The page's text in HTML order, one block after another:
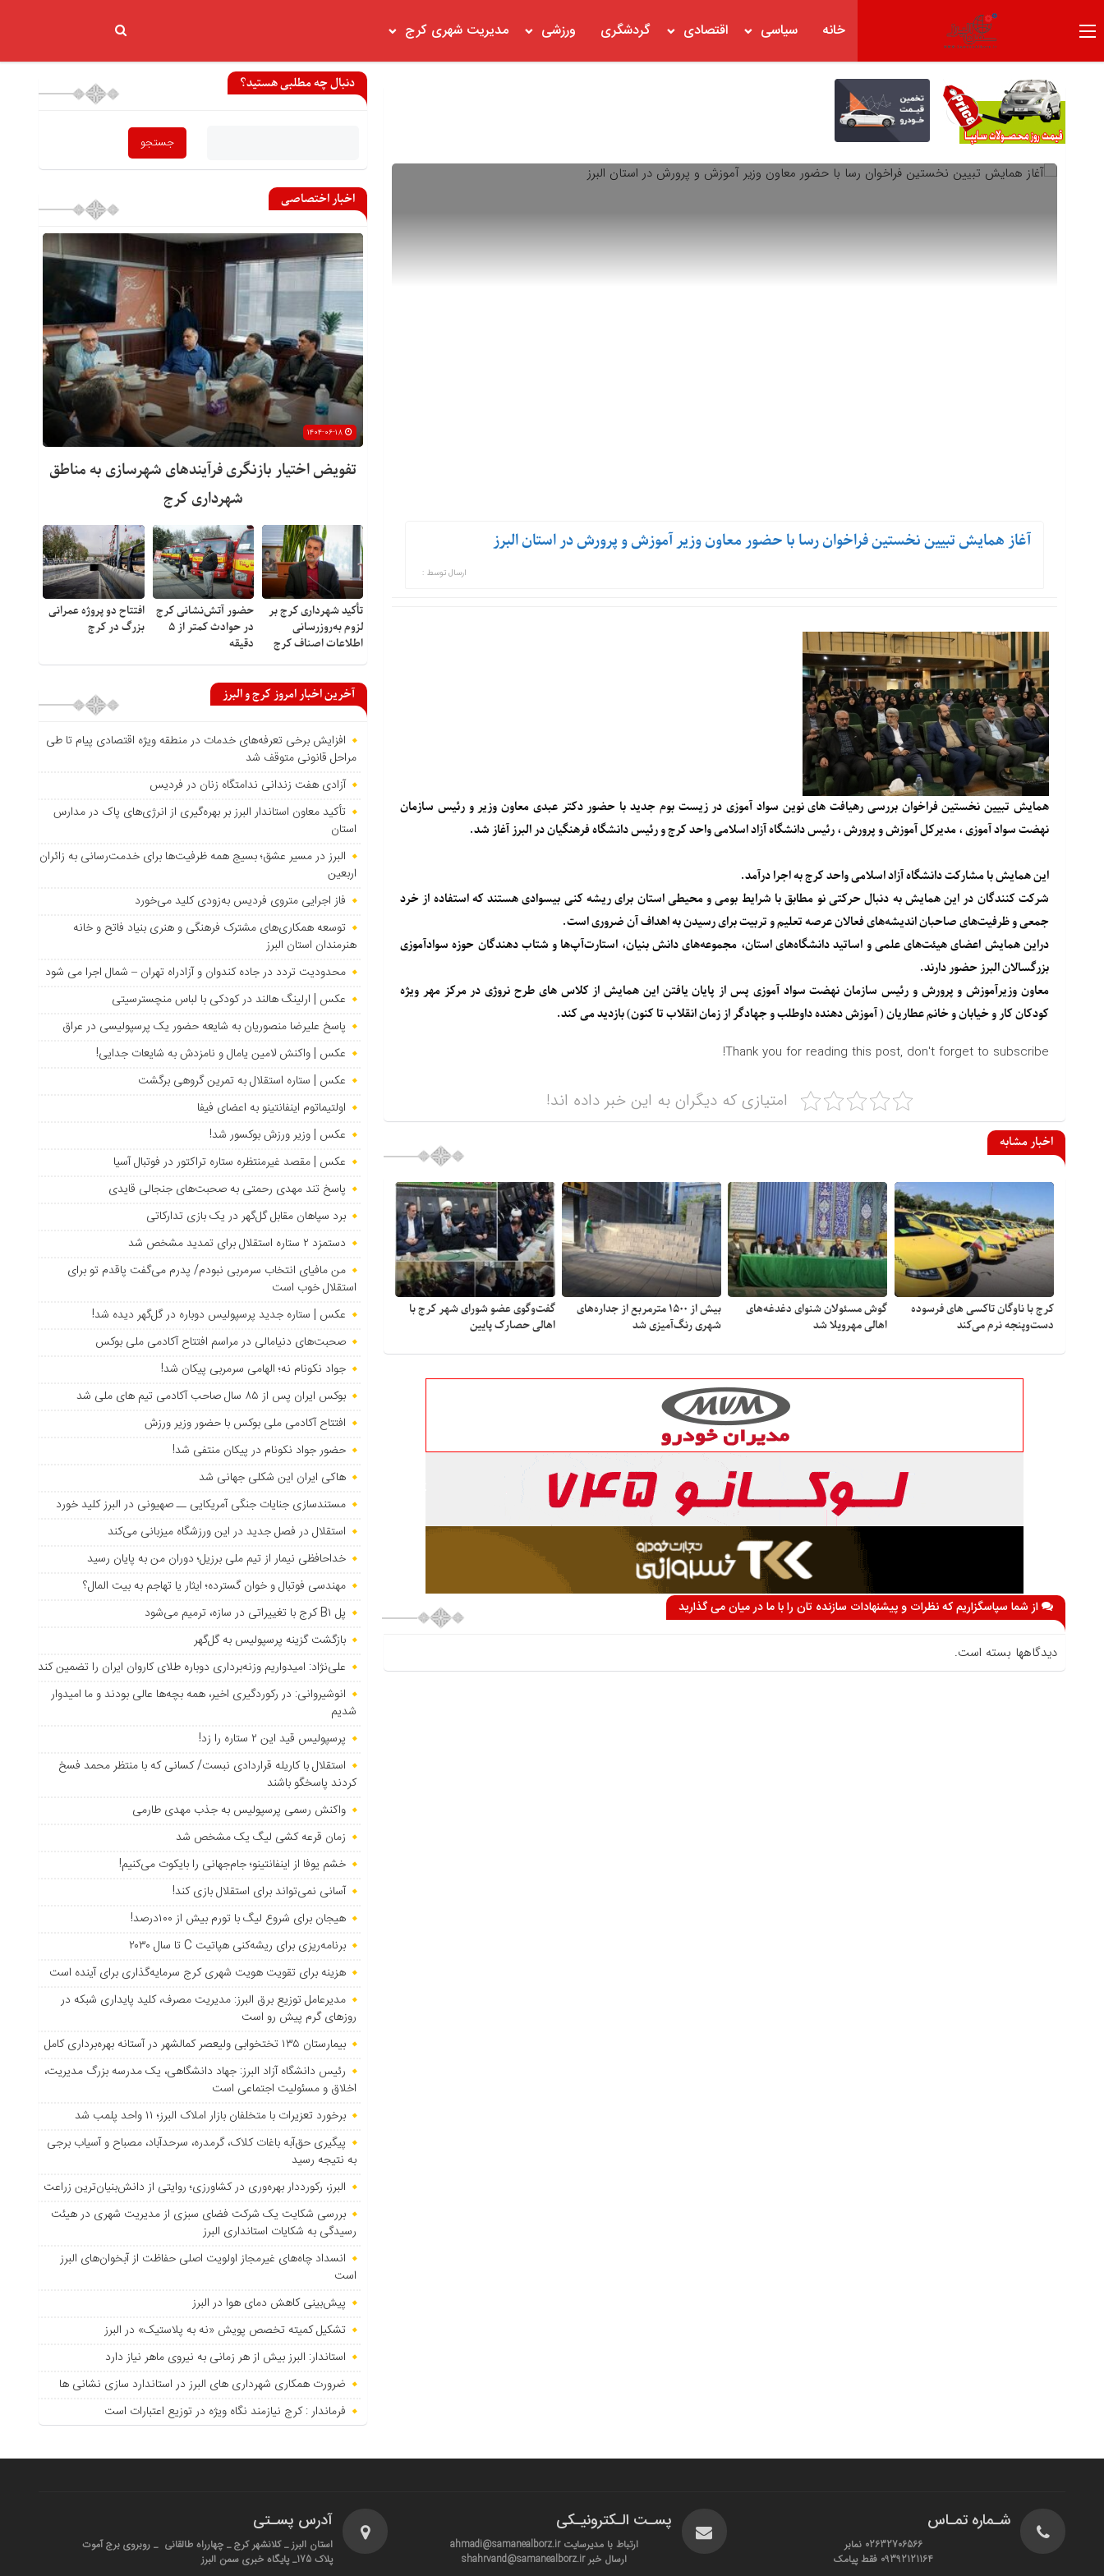
خانه سیاسی اقتصادی گردشگری ورزشی مدیریت شهری کرج
آغاز همایش تبیین نخستین فراخوان رسا با حضور معاون وزیر آموزش و پرورش در استان البرز
ارسال توسط :
همایش تبیین نخستین فراخوان بررسی رهیافت های نوین سواد آموزی در زیست بوم جدید با حضور دکتر عبدی معاون وزیر و رئیس سازمان
نهضت سواد آموزی ، مدیرکل آموزش و پرورش ، رئیس دانشگاه آزاد اسلامی واحد کرج و رئیس دانشگاه فرهنگیان در البرز آغاز شد.
این همایش با مشارکت دانشگاه آزاد اسلامی واحد کرج به اجرا درآمد.
شرکت کنندگان در این همایش به دنبال حرکتی نو مطابق با شرایط بومی و محیطی استان برای ریشه کنی بیسوادی هستند که استفاده از خرد
جمعی و ظرفیت‌های صاحبان اندیشه‌های فعالان عرصه تعلیم و تربیت برای رسیدن به اهداف آن ضروری است.
دراین همایش اعضای هیئت‌های علمی و اساتید دانشگاه‌های استان، مجموعه‌های دانش بنیان، استارت‌آپ‌ها و شتاب دهندگان حوزه سوادآموزی
بزرگسالان البرز حضور دارند.
معاون وزیرآموزش و پرورش و رئیس سازمان نهضت سواد آموزی پس از پایان یافتن این همایش از کلاس های طرح نروژی در مرکز مهر ویژه
کودکان کار و خیابان و خانم عطاریان ( آموزش دهنده داوطلب و جهادگر از زمان انقلاب تا کنون) بازدید می کند.
Thank you for reading this post, don't forget to subscribe!
امتیازی که دیگران به این خبر داده اند!
اخبار مشابه
کرج با ناوگان تاکسی های فرسوده
دست‌وپنجه نرم می‌کند
گوش مسئولان شنوای دغدغه‎‌های
اهالی مهرویلا شد
بیش از ۱۵۰۰ مترمربع از جداره‌های
شهری رنگ‌آمیزی شد
گفت‌وگوی عضو شورای شهر کرج با
اهالی حصارک پایین
از شما سپاسگزاریم که نظرات و پیشنهادات سازنده تان را با ما در میان می گذارید
دیدگاهها بسته است.
دنبال چه مطلبی هستید؟
اخبار اختصاصی
تفویض اختیار بازنگری فرآیندهای شهرسازی به مناطق
شهرداری کرج
تأکید شهرداری کرج بر
لزوم به‌روزرسانی
اطلاعات اصناف کرج
حضور آتش‌نشانی کرج
در حوادث کمتر از ۵
دقیقه
افتتاح دو پروژه عمرانی
بزرگ در کرج
آخرین اخبار امروز کرج و البرز
افزایش برخی تعرفه‌های خدمات در منطقه ویژه اقتصادی پیام تا طی
مراحل قانونی متوقف شد
آزادی هفت زندانی ندامتگاه زنان در فردیس
تأکید معاون استاندار البرز بر بهره‌گیری از انرژی‌های پاک در مدارس
استان
البرز در مسیر عشق؛ بسیج همه ظرفیت‌ها برای خدمت‌رسانی به زائران
اربعین
فاز اجرایی متروی فردیس به‌زودی کلید می‌خورد
توسعه همکاری‌های مشترک فرهنگی و هنری بنیاد فاتح و خانه
هنرمندان استان البرز
محدودیت تردد در جاده کندوان و آزادراه تهران – شمال اجرا می شود
عکس | ارلینگ هالند در کودکی با لباس منچسترسیتی
پاسخ علیرضا منصوریان به شایعه حضور یک پرسپولیسی در عراق
عکس | واکنش لامین یامال و نامزدش به شایعات جدایی!
عکس | ستاره استقلال به تمرین گروهی برگشت
اولتیماتوم اینفانتینو به اعضای فیفا
عکس | وزیر ورزش بوکسور شد!
عکس | مقصد غیرمنتظره ستاره تراکتور در فوتبال آسیا
پاسخ تند مهدی رحمتی به صحبت‌های جنجالی قایدی
برد سپاهان مقابل گل‌گهر در یک بازی تدارکاتی
دستمزد ۲ ستاره استقلال برای تمدید مشخص شد
من مافیای انتخاب سرمربی نبودم/ پدرم می‌گفت پاقدم تو برای
استقلال خوب است
عکس | ستاره جدید پرسپولیس دوباره در گل‌گهر دیده شد!
صحبت‌های دنیامالی در مراسم افتتاح آکادمی ملی بوکس
جواد نکونام نه؛ الهامی سرمربی پیکان شد!
بوکس ایران پس از ۸۵ سال صاحب آکادمی تیم های ملی شد
افتتاح آکادمی ملی بوکس با حضور وزیر ورزش
حضور جواد نکونام در پیکان منتفی شد!
هاکی ایران این شکلی جهانی شد
مستندسازی جنایات جنگی آمریکایی ــ صهیونی در البرز کلید خورد
استقلال در فصل جدید در این ورزشگاه میزبانی می‌کند
خداحافظی نیمار از تیم ملی برزیل؛ دوران من به پایان رسید
مهندسی فوتبال و خوان گسترده؛ ایثار یا تهاجم به بیت المال؟
پل B۱ کرج با تغییراتی در سازه، ترمیم می‌شود
بازگشت گزینه پرسپولیس به ‌گل‌گهر
علی‌نژاد: امیدواریم وزنه‌برداری دوباره طلای کاروان ایران را تضمین کند
انوشیروانی: در رکوردگیری اخیر، همه بچه‌ها عالی بودند و ما امیدوار
شدیم
پرسپولیس قید این ۲ ستاره را زد!
استقلال با کاریله قراردادی نبست/ کسانی که با منتظر محمد فسخ
کردند پاسخگو باشند
واکنش رسمی پرسپولیس به جذب مهدی طارمی
زمان قرعه کشی لیگ یک مشخص شد
خشم یوفا از اینفانتینو؛ جام‌جهانی را بایکوت می‌کنیم!
آسانی نمی‌تواند برای استقلال بازی کند!
هیجان برای شروع لیگ با تورم بیش از ۱۰۰درصد!
برنامه‌ریزی برای ریشه‌کنی هپاتیت C تا سال ۲۰۳۰
هزینه برای تقویت هویت شهری کرج سرمایه‌گذاری برای آینده است
مدیرعامل توزیع برق البرز: مدیریت مصرف، کلید پایداری شبکه در
روزهای گرم پیش رو است
بیمارستان ۱۳۵ تختخوابی ولیعصر کمالشهر در آستانه بهره‌برداری کامل
رئیس دانشگاه آزاد البرز: جهاد دانشگاهی، یک مدرسه بزرگ مدیریت،
اخلاق و مسئولیت اجتماعی است
برخورد تعزیرات با متخلفان بازار املاک البرز؛ ۱۱ واحد پلمب شد
پیگیری حق‌آبه باغات کلاک، گرمدره، سرحدآباد، مصباح و آسیاب برجی
به نتیجه رسید
البرز، رکورددار بهره‌وری در کشاورزی؛ روایتی از دانش‌بنیان‌ترین زراعت
بررسی شکایت یک شرکت فضای سبزی از مدیریت شهری در هیئت
رسیدگی به شکایات استانداری البرز
انسداد چاه‌های غیرمجاز اولویت اصلی حفاظت از آبخوان‌های البرز
است
پیش‌بینی کاهش دمای هوا در البرز
تشکیل کمیته تخصص پویش «نه به پلاستیک» در البرز
استاندار: البرز بیش از هر زمانی به نیروی ماهر نیاز دارد
ضرورت همکاری شهرداری های البرز در استاندارد سازی نشانی ها
فرماندار : کرج نیازمند نگاه ویژه در توزیع اعتبارات است
شـماره تمـاس
02632706566 نمابر
09392121164 فقط پیامک
پسـت الـکترونیـکی
ارتباط با مدیرسایت ahmadi@samanealborz.ir
ارسال خبر shahrvand@samanealborz.ir
آدرس پسـتی
استان البرز _ کلانشهر کرج _ چهارراه طالقانی _ روبروی برج آموت
پلاک 175_ پایگاه خبری سمن البرز